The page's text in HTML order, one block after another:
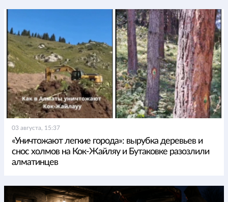
03 августа, 15:37
«Уничтожают легкие города»: вырубка деревьев и
снос холмов на Кок-Жайляу и Бутаковке разозлили
алматинцев